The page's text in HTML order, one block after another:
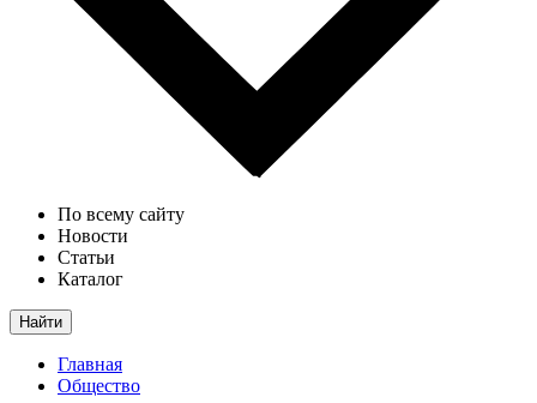
По всему сайту
Новости
Статьи
Каталог
Найти
Главная
Общество